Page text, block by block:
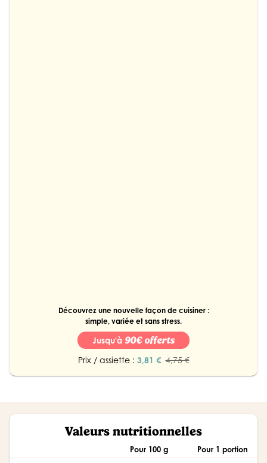
Découvrez une nouvelle façon de cuisiner :
simple, variée et sans stress.
Jusqu'à 90€ offerts
Prix / assiette : 3,81 € 4,75 €
Valeurs nutritionnelles
Pour 100 g Pour 1 portion